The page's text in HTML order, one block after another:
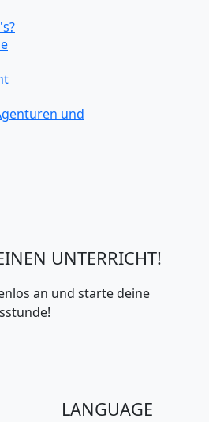
und
UNTERRICHT!
an und starte deine
LANGUAGE